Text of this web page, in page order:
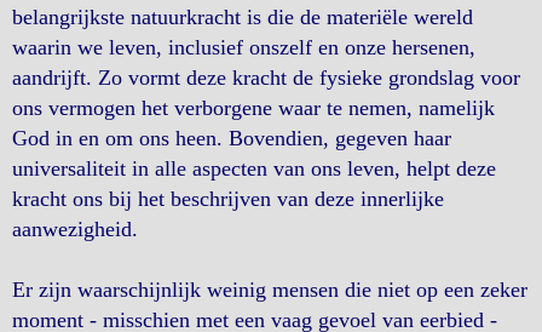
belangrijkste natuurkracht is die de materiële wereld
waarin we leven, inclusief onszelf en onze hersenen,
aandrijft. Zo vormt deze kracht de fysieke grondslag voor
ons vermogen het verborgene waar te nemen, namelijk
God in en om ons heen. Bovendien, gegeven haar
universaliteit in alle aspecten van ons leven, helpt deze
kracht ons bij het beschrijven van deze innerlijke
aanwezigheid.
Er zijn waarschijnlijk weinig mensen die niet op een zeker
moment - misschien met een vaag gevoel van eerbied -